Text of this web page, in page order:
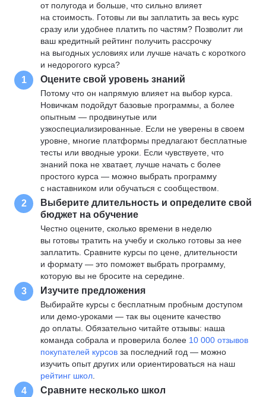
от полугода и больше, что сильно влияет
на стоимость. Готовы ли вы заплатить за весь курс
сразу или удобнее платить по частям? Позволит ли
ваш кредитный рейтинг получить рассрочку
на выгодных условиях или лучше начать с короткого
и недорогого курса?
1 Оцените свой уровень знаний
Потому что он напрямую влияет на выбор курса.
Новичкам подойдут базовые программы, а более
опытным — продвинутые или
узкоспециализированные. Если не уверены в своем
уровне, многие платформы предлагают бесплатные
тесты или вводные уроки. Если чувствуете, что
знаний пока не хватает, лучше начать с более
простого курса — можно выбрать программу
с наставником или обучаться с сообществом.
2
Выберите длительность и определите свой
бюджет на обучение
Честно оцените, сколько времени в неделю
вы готовы тратить на учебу и сколько готовы за нее
заплатить. Сравните курсы по цене, длительности
и формату — это поможет выбрать программу,
которую вы не бросите на середине.
3 Изучите предложения
Выбирайте курсы с бесплатным пробным доступом
или демо-уроками — так вы оцените качество
до оплаты. Обязательно читайте отзывы: наша
команда собрала и проверила более 10 000 отзывов
покупателей курсов за последний год — можно
изучить опыт других или ориентироваться на наш
рейтинг школ
4 Сравните несколько школ